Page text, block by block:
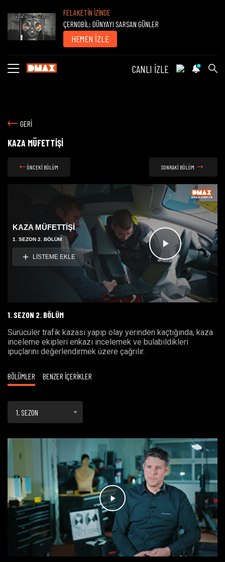
FELAKETİN İZİNDE
ÇERNOBİL: DÜNYAYI SARSAN GÜNLER
HEMEN İZLE
CANLI İZLE
GERİ
KAZA MÜFETTİŞİ
ÖNCEKİ BÖLÜM SONRAKİ BÖLÜM
Videoyu
Oynat
KAZA MÜFETTİŞİ
1. SEZON 2. BÖLÜM
LİSTEME EKLE
1. SEZON 2. BÖLÜM
Sürücüler trafik kazası yapıp olay yerinden kaçtığında, kaza
inceleme ekipleri enkazı incelemek ve bulabildikleri
ipuçlarını değerlendirmek üzere çağrılır.
BÖLÜMLER BENZER İÇERİKLER
1. SEZON